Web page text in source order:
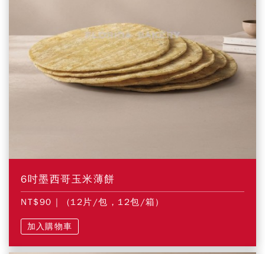
6吋墨西哥玉米薄餅
NT$90 | (12片/包，12包/箱)
加入購物車